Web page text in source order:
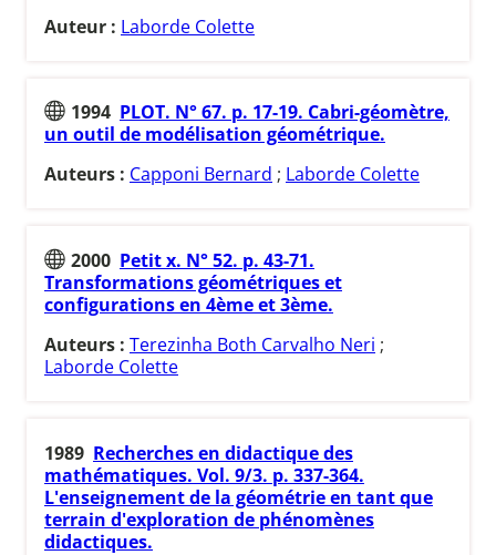
Auteur : Laborde Colette
1994 PLOT. N° 67. p. 17-19. Cabri-géomètre,
un outil de modélisation géométrique.
Auteurs : Capponi Bernard ; Laborde Colette
2000 Petit x. N° 52. p. 43-71.
Transformations géométriques et
configurations en 4ème et 3ème.
Auteurs : Terezinha Both Carvalho Neri ;
Laborde Colette
1989 Recherches en didactique des
mathématiques. Vol. 9/3. p. 337-364.
L'enseignement de la géométrie en tant que
terrain d'exploration de phénomènes
didactiques.